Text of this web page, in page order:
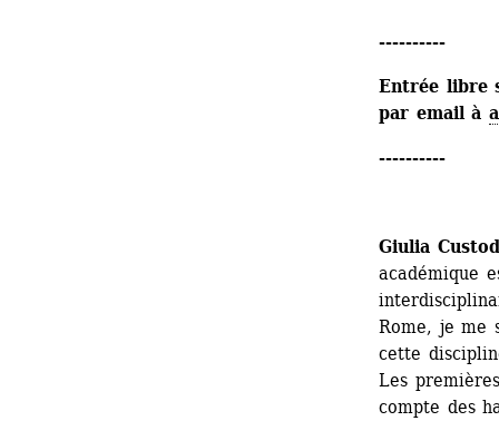
----------
Entrée libre
par email à
----------
Giulia
académique
Rome, je me
cette
Les
compte des